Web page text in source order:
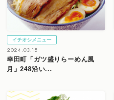
イチオシメニュー
2024.03.15
幸田町「ガツ盛りらーめん風
月」248沿い...